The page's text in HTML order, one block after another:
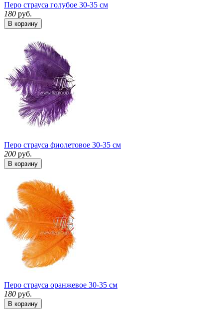
Перо страуса голубое 30-35 см
180 руб.
В корзину
Перо страуса фиолетовое 30-35 см
200 руб.
В корзину
Перо страуса оранжевое 30-35 см
180 руб.
В корзину